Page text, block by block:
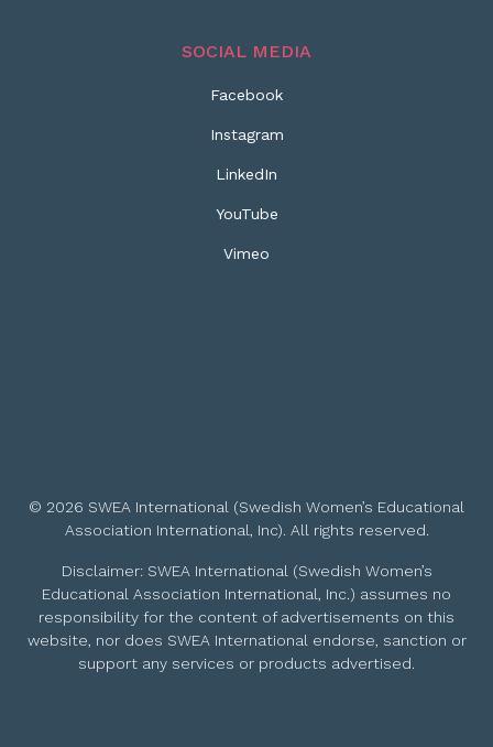
SOCIAL MEDIA
Facebook
Instagram
LinkedIn
YouTube
Vimeo
© 2026 SWEA International (Swedish Women’s Educational
Association International, Inc). All rights reserved.
Disclaimer: SWEA International (Swedish Women’s
Educational Association International, Inc.) assumes no
responsibility for the content of advertisements on this
website, nor does SWEA International endorse, sanction or
support any services or products advertised.